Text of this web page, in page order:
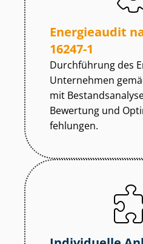
Energieaudit
16247-1
Durchführung des
Unternehmen
mit
Bewertung und
feh­lun­gen.